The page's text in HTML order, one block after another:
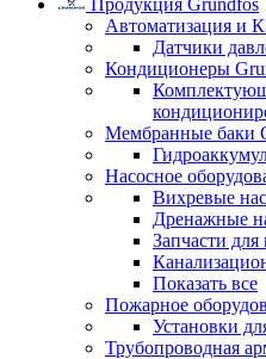
Продукция Grundfos
Автоматизация и
Датчики
Кондиционеры
Мембранные баки
Насосное
Вихревые
Дренажные
Запчасти для
Показать все
Пожарное
Установки
Трубопроводная